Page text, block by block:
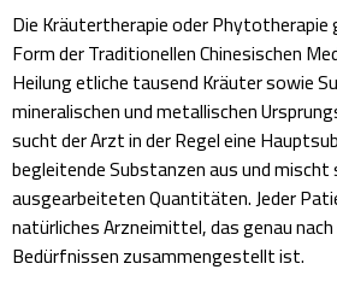
Die Kräutertherapie oder Phytotherapie
Form der Traditionellen Chinesischen
Heilung etliche tausend Kräuter sowie
mineralischen und metallischen
sucht der Arzt in der Regel eine
begleitende Substanzen aus und mischt
ausgearbeiteten Quantitäten. Jeder
natürliches Arzneimittel, das genau
Bedürfnissen zusammengestellt ist.